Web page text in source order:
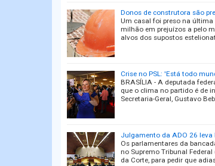
Donos de construtora são
Um casal foi preso na última
milhão em prejuízos a pelo
alvos dos supostos
Crise no PSL: 'Está todo
BRASÍLIA - A deputada
que o clima no partido é de
Secretaria-Geral, Gustavo
Julgamento da ADO 26 leva
Os parlamentares da
no Supremo Tribunal
da Corte, para pedir que